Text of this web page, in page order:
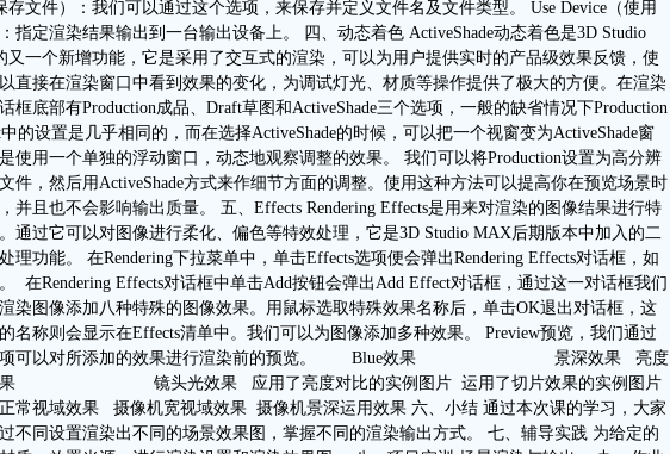
存文件）：我们可以通过这个选项，来保存并定义文件名及文件类型。 Use Device（使用
指定渲染结果输出到一台输出设备上。 四、动态着色 ActiveShade动态着色是3D Studio
又一个新增功能，它是采用了交互式的渲染，可以为用户提供实时的产品级效果反馈，使
直接在渲染窗口中看到效果的变化，为调试灯光、材质等操作提供了极大的方便。在渲染
框底部有Production成品、Draft草图和ActiveShade三个选项，一般的缺省情况下Production
的设置是几乎相同的，而在选择ActiveShade的时候，可以把一个视窗变为ActiveShade窗
使用一个单独的浮动窗口，动态地观察调整的效果。 我们可以将Production设置为高分辨
件，然后用ActiveShade方式来作细节方面的调整。使用这种方法可以提高你在预览场景时
并且也不会影响输出质量。 五、Effects Rendering Effects是用来对渲染的图像结果进行特
通过它可以对图像进行柔化、偏色等特效处理，它是3D Studio MAX后期版本中加入的二
理功能。 在Rendering下拉菜单中，单击Effects选项便会弹出Rendering Effects对话框，如
 在Rendering Effects对话框中单击Add按钮会弹出Add Effect对话框，通过这一对话框我们
染图像添加八种特殊的图像效果。用鼠标选取特殊效果名称后，单击OK退出对话框，这
名称则会显示在Effects清单中。我们可以为图像添加多种效果。 Preview预览，我们通过
项可以对所添加的效果进行渲染前的预览。    Blue效果 景深效果   亮度
果 镜头光效果   应用了亮度对比的实例图片  运用了切片效果的实例图片 
正常视域效果   摄像机宽视域效果  摄像机景深运用效果 六、小结 通过本次课的学习，大家
不同设置渲染出不同的场景效果图，掌握不同的渲染输出方式。 七、辅导实践 为给定的